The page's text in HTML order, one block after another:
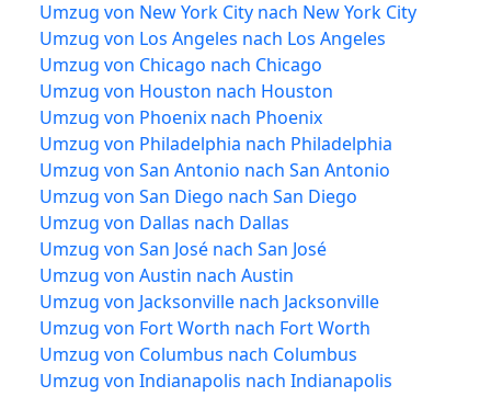
Umzug von New York City nach New York City
Umzug von Los Angeles nach Los Angeles
Umzug von Chicago nach Chicago
Umzug von Houston nach Houston
Umzug von Phoenix nach Phoenix
Umzug von Philadelphia nach Philadelphia
Umzug von San Antonio nach San Antonio
Umzug von San Diego nach San Diego
Umzug von Dallas nach Dallas
Umzug von San José nach San José
Umzug von Austin nach Austin
Umzug von Jacksonville nach Jacksonville
Umzug von Fort Worth nach Fort Worth
Umzug von Columbus nach Columbus
Umzug von Indianapolis nach Indianapolis